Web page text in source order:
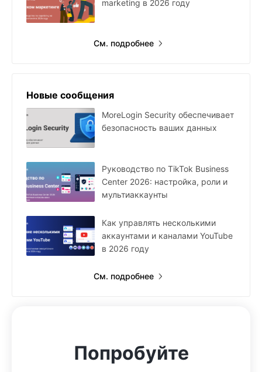
marketing в 2026 году
См. подробнее
Новые сообщения
MoreLogin Security обеспечивает
безопасность ваших данных
Руководство по TikTok Business
Center 2026: настройка, роли и
мультиаккаунты
Как управлять несколькими
аккаунтами и каналами YouTube
в 2026 году
См. подробнее
Попробуйте